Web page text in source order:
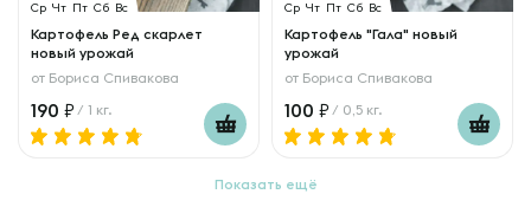
Ср Чт Пт Сб Вс
Картофель Ред скарлет
новый урожай
от Бориса Спивакова
190 / 1 кг.
Ср Чт Пт Сб Вс
Картофель "Гала" новый
урожай
от Бориса Спивакова
100 / 0,5 кг.
Показать ещё